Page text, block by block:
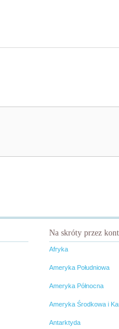
Na skróty przez
Afryka
Ameryka Południowa
Ameryka Północna
Ameryka Środkowa i
Antarktyda